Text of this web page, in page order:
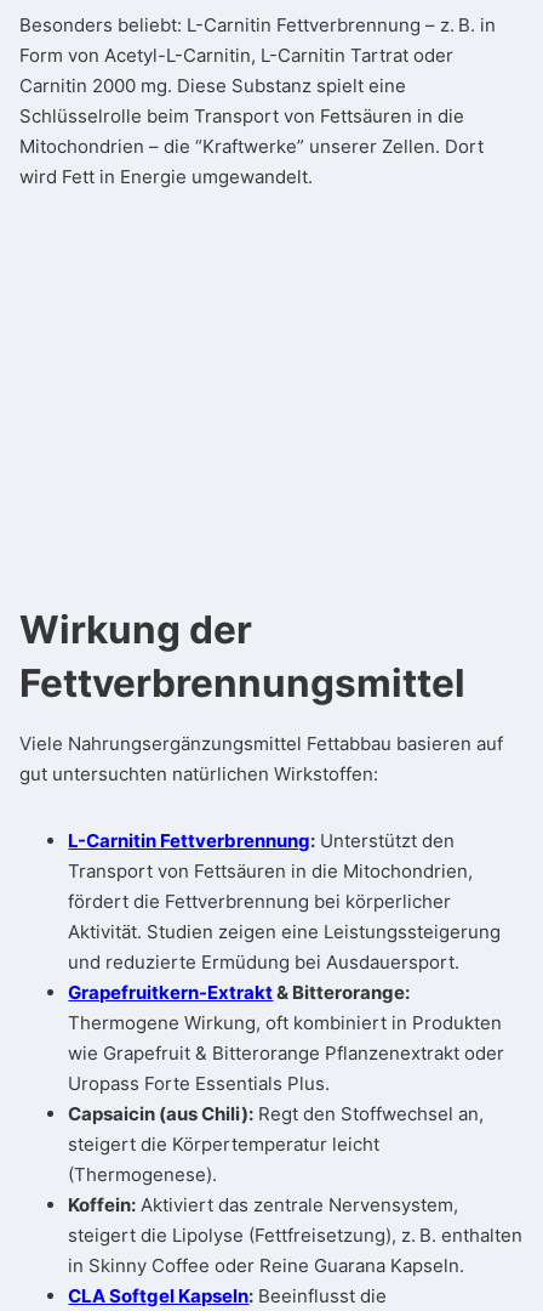
Besonders beliebt: L-Carnitin Fettverbrennung – z. B. in
Form von Acetyl-L-Carnitin, L-Carnitin Tartrat oder
Carnitin 2000 mg. Diese Substanz spielt eine
Schlüsselrolle beim Transport von Fettsäuren in die
Mitochondrien – die “Kraftwerke” unserer Zellen. Dort
wird Fett in Energie umgewandelt.
Wirkung der
Fettverbrennungsmittel
Viele Nahrungsergänzungsmittel Fettabbau basieren auf
gut untersuchten natürlichen Wirkstoffen:
L-Carnitin Fettverbrennung: Unterstützt den
Transport von Fettsäuren in die Mitochondrien,
fördert die Fettverbrennung bei körperlicher
Aktivität. Studien zeigen eine Leistungssteigerung
und reduzierte Ermüdung bei Ausdauersport.
Grapefruitkern-Extrakt& Bitterorange:
Thermogene Wirkung, oft kombiniert in Produkten
wie Grapefruit & Bitterorange Pflanzenextrakt oder
Uropass Forte Essentials Plus.
Capsaicin (aus Chili): Regt den Stoffwechsel an,
steigert die Körpertemperatur leicht
(Thermogenese).
Koffein: Aktiviert das zentrale Nervensystem,
steigert die Lipolyse (Fettfreisetzung), z. B. enthalten
in Skinny Coffee oder Reine Guarana Kapseln.
CLA Softgel Kapseln: Beeinflusst die